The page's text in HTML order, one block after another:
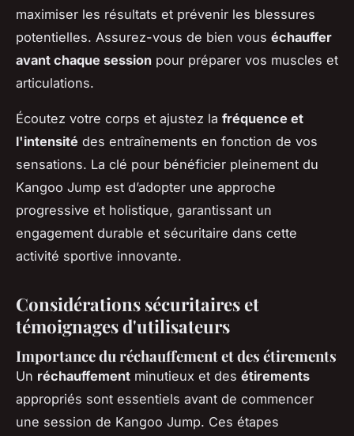
maximiser les résultats et prévenir les blessures
potentielles. Assurez-vous de bien vous échauffer
avant chaque session pour préparer vos muscles et
articulations.
Écoutez votre corps et ajustez la fréquence et
l'intensité des entraînements en fonction de vos
sensations. La clé pour bénéficier pleinement du
Kangoo Jump est d’adopter une approche
progressive et holistique, garantissant un
engagement durable et sécuritaire dans cette
activité sportive innovante.
Considérations sécuritaires et
témoignages d'utilisateurs
Importance du réchauffement et des étirements
Un réchauffement minutieux et des étirements
appropriés sont essentiels avant de commencer
une session de Kangoo Jump. Ces étapes